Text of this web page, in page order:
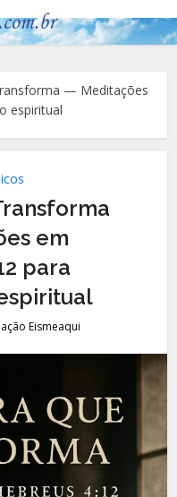
— Meditações
espiritual
em
para
Eismeaqui